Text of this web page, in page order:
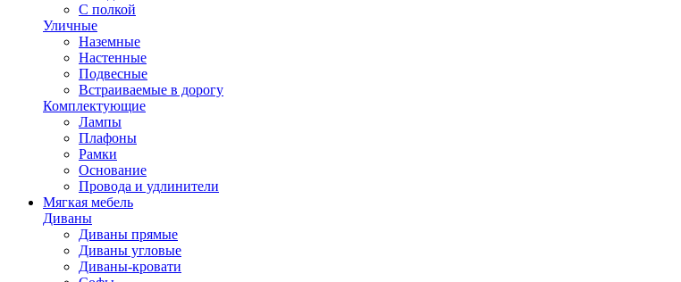
С полкой
Уличные
Наземные
Настенные
Подвесные
Встраиваемые в дорогу
Комплектующие
Лампы
Плафоны
Рамки
Основание
Провода и удлинители
Мягкая мебель
Диваны
Диваны прямые
Диваны угловые
Диваны-кровати